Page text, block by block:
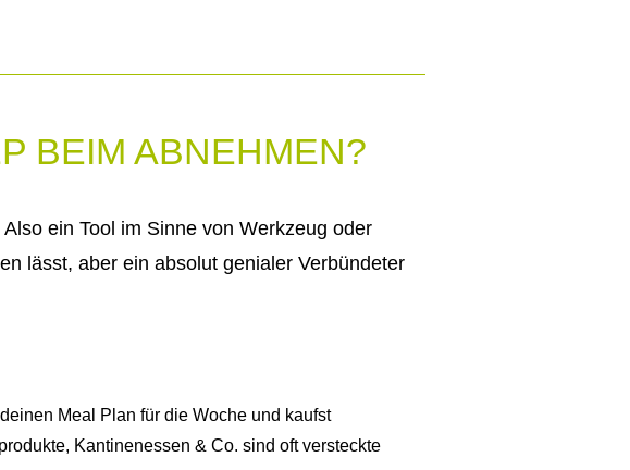
BEIM ABNEHMEN?
Also ein Tool im Sinne von Werkzeug oder
lässt, aber ein absolut genialer Verbündeter
Meal Plan für die Woche und kaufst
Kantinenessen & Co. sind oft versteckte